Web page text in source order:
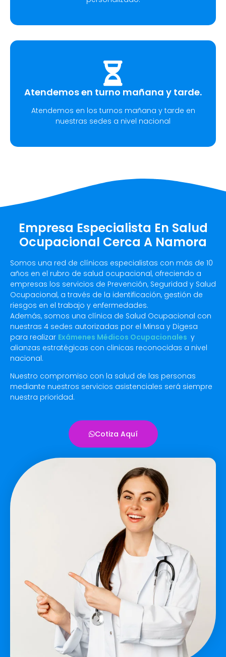
Atendemos en turno mañana y tarde.
Atendemos en los turnos mañana y tarde en
nuestras sedes a nivel nacional
Empresa Especialista En Salud
Ocupacional Cerca A Namora
Somos una red de clínicas especialistas con más de 10
años en el rubro de salud ocupacional, ofreciendo a
empresas los servicios de Prevención, Seguridad y Salud
Ocupacional, a través de la identificación, gestión de
riesgos en el trabajo y enfermedades.
Además, somos una clínica de Salud Ocupacional con
nuestras 4 sedes autorizadas por el Minsa y Digesa
para realizar Exámenes Médicos Ocupacionales y
alianzas estratégicas con clinicas reconocidas a nivel
nacional.
Nuestro compromiso con la salud de las personas
mediante nuestros servicios asistenciales será siempre
nuestra prioridad.
Cotiza Aquí